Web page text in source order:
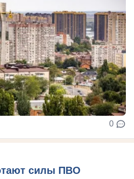
0
силы ПВО